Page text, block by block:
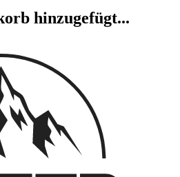
hinzugefügt...